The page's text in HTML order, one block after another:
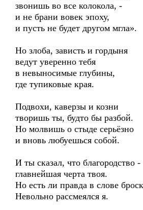
звонишь во все колокола, -
и не брани вовек эпоху,
и пусть не будет другом мгла».
Но злоба, зависть и гордыня
ведут уверенно тебя
в невыносимые глубины,
где тупиковые края.
Подвохи, каверзы и козни
творишь ты, будто бы разбой.
Но молвишь о стыде серьёзно
и вновь любуешься собой.
И ты сказал, что благородство -
главнейшая черта твоя.
Но есть ли правда в слове
Невольно рассмеялся я.